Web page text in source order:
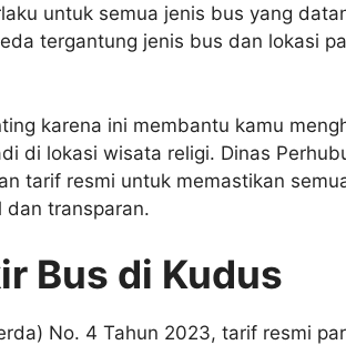
untuk semua jenis bus yang
tergantung jenis bus dan lokasi
karena ini membantu kamu
di lokasi wisata religi. Dinas
tarif resmi untuk memastikan
dan transparan.
Bus di Kudus
No. 4 Tahun 2023, tarif resmi